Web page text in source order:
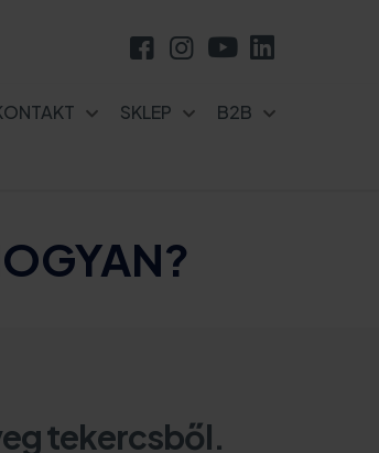
SKLEP
B2B
tekercsből.